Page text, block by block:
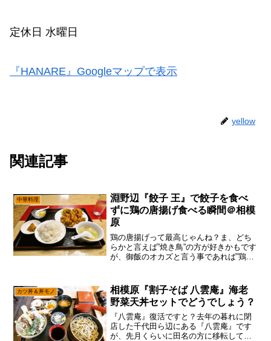
定休日 水曜日
『HANARE』Googleマップで表示
yellow
関連記事
中華料理
淵野辺『餃子 王』で餃子を食べ
ずに鶏の唐揚げ食べる瞬間＠相模
原
鶏の唐揚げって最高じゃんね？ま、どち
らかと言えば”焼き鳥”の方が好きかもです
が、御飯のオカズと言う事であれば”鶏の
す為に、淵野辺にある中華料理店、もと
い四川料理『...
カツ丼＆丼モノ
相模原『割子そば 八雲庵』海老
野菜天丼セットでどうでしょう？
『八雲庵』復活ですと？去年の暮れに閉
店した千代田ら辺にある『八雲庵』です
が、先月くらいに田名の方に移転してオ